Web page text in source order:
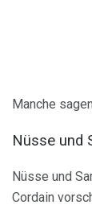
Manche
Nüsse und
Nüsse und
Cordain